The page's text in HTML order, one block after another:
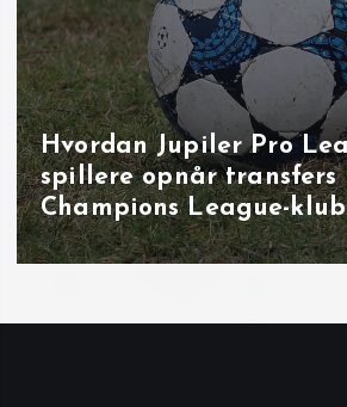
Hvordan Jupiler Pro
spillere opnår transfers
Champions League-